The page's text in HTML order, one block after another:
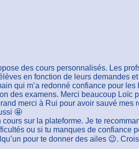
des cours personnalisés. Les
en fonction de leurs demandes
qui m’a redonné confiance pour
des examens. Merci beaucoup Loïc
merci à Rui pour avoir sauvé mes
🤩
cours sur la plateforme. Je te
ou si tu manques de confiance
pour te donner des ailes 😉.